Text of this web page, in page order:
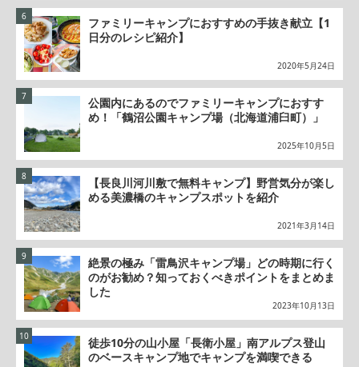
ファミリーキャンプにおすすめの手抜き献立【1
日分のレシピ紹介】
2020年5月24日
公園内にあるのでファミリーキャンプにおすす
め！「鶴沼公園キャンプ場（北海道浦臼町）」
2025年10月5日
【長良川河川敷で無料キャンプ】野営気分が楽し
める美濃橋のキャンプスポットを紹介
2021年3月14日
絶景の極み「雷鳥沢キャンプ場」どの時期に行く
のがお勧め？知っておくべきポイントをまとめま
した
2023年10月13日
徒歩10分の山小屋「長衛小屋」南アルプス登山
のベースキャンプ地でキャンプを満喫できる